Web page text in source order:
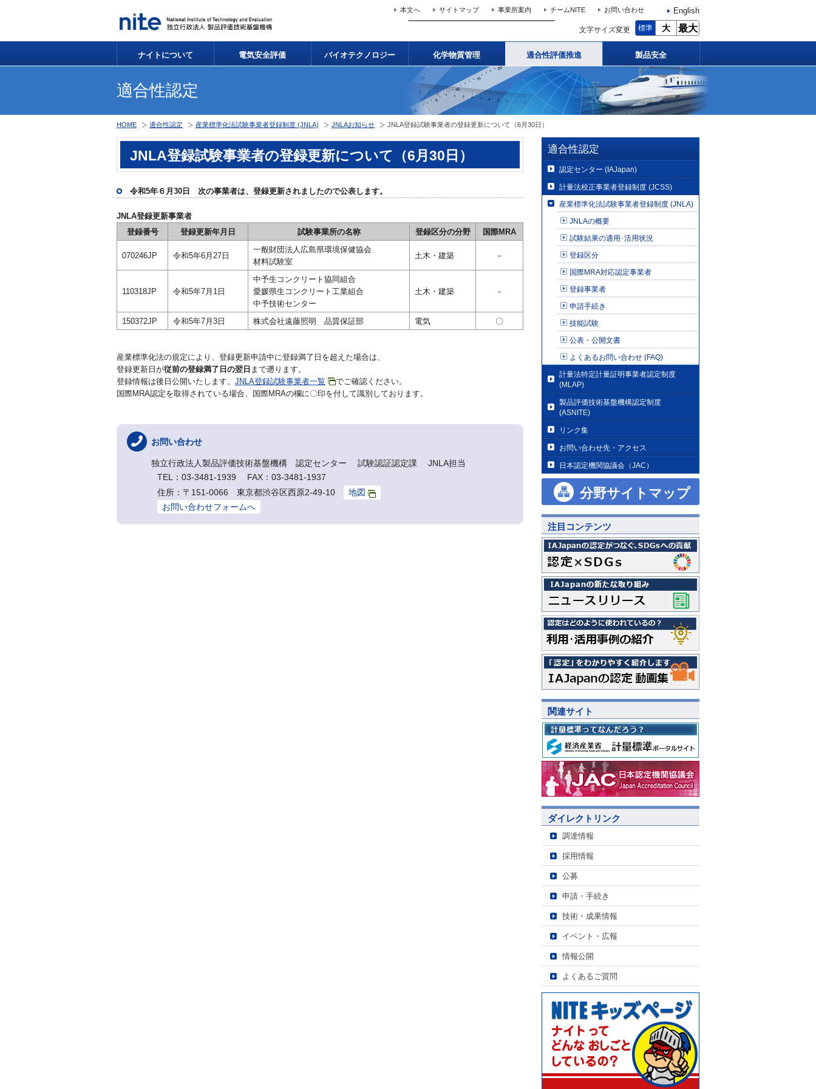
本文へ サイトマップ 事業所案内 チームNITE お問い合わせ English
文字サイズ変更 標準 大 最大
ナイトについて 電気安全評価 バイオテクノロジー 化学物質管理 適合性評価推進 製品安全
適合性認定
HOME 適合性認定 産業標準化法試験事業者登録制度 (JNLA) JNLAお知らせ JNLA登録試験事業者の登録更新について（6月30日）
JNLA登録試験事業者の登録更新について（6月30日）
令和5年６月30日 次の事業者は、登録更新されましたので公表します。
JNLA登録更新事業者
登録番号
登録更新年月日 試験事業所の名称 登録区分の分野 国際MRA
070246JP 令和5年6月27日
一般財団法人広島県環境保健協会
材料試験室
土木・建築 －
110318JP 令和5年7月1日
中予生コンクリート協同組合
愛媛県生コンクリート工業組合
中予技術センター
土木・建築 －
150372JP 令和5年7月3日 株式会社遠藤照明 品質保証部 電気 〇
産業標準化法の規定により、登録更新申請中に登録満了日を超えた場合は、
登録更新日が従前の登録満了日の翌日 まで遡ります。
登録情報は後日公開いたします。 JNLA登録試験事業者一覧
でご確認ください。
国際MRA認定を取得されている場合、国際MRAの欄に〇印を付して識別しております。
お問い合わせ
独立行政法人製品評価技術基盤機構 認定センター 試験認証認定課 JNLA担当
TEL：03-3481-1939 FAX：03-3481-1937
住所：〒151-0066 東京都渋谷区西原2-49-10
地図
お問い合わせフォームへ
適合性認定
認定センター (IAJapan)
計量法校正事業者登録制度 (JCSS)
産業標準化法試験事業者登録制度 (JNLA)
JNLAの概要
試験結果の適用･活用状況
登録区分
国際MRA対応認定事業者
登録事業者
申請手続き
技能試験
公表・公開文書
よくあるお問い合わせ (FAQ)
計量法特定計量証明事業者認定制度
(MLAP)
製品評価技術基盤機構認定制度
(ASNITE)
リンク集
お問い合わせ先・アクセス
日本認定機関協議会（JAC）
分野サイトマップ
注目コンテンツ
関連サイト
ダイレクトリンク
調達情報
採用情報
公募
申請・手続き
技術・成果情報
イベント・広報
情報公開
よくあるご質問